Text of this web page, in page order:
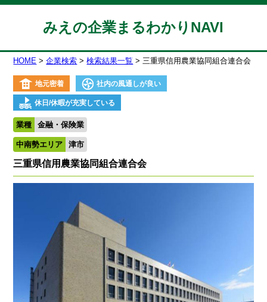
みえの企業まるわかりNAVI
HOME 企業検索 検索結果一覧 三重県信用農業協同組合連合会
地元密着 社内の風通しが良い
休日/休暇が充実している
業種 金融・保険業
中南勢エリア 津市
三重県信用農業協同組合連合会